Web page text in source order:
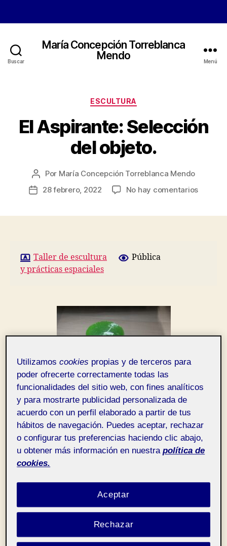
Buscar
María Concepción Torreblanca
Mendo
Menú
Categorías
ESCULTURA
El Aspirante: Selección
del objeto.
Autor
de
la
Por María Concepción Torreblanca Mendo
Fecha28 febrero, 2022 No hay comentariosen
Taller de escultura
y prácticas espaciales
Pública
En mi caso me excedí en la explicación sobre
por qué elegí la vela cómo objeto en la anterior
entrada, así que aquí os dejo el enlace por si
queréis echarle un ojo y ver algunos ejemplos
sobre lo que hablo.
Utilizamoscookies propias y de terceros para
poder ofrecerte correctamente todas las
funcionalidades del sitio web, con fines analíticos
y para mostrarte publicidad personalizada de
acuerdo con un perfil elaborado a partir de tus
hábitos de navegación. Puedes aceptar, rechazar
o configurar tus preferencias haciendo clic abajo,
u obtener más información en nuestra política de
cookies.
Rechazar
Aceptar